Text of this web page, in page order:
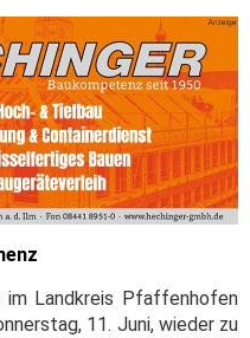
Landkreis Pfaffenhofen
11. Juni, wieder zu